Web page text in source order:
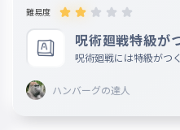
030 それができたら
まあ明日こそ笑
難易度
呪術廻戦特級が
呪術廻戦には特級がつ
ハンバーグの達人